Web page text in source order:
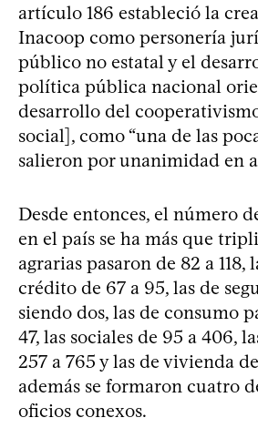
artículo 186 estableció la
Inacoop como personería
público no estatal y el
política pública nacional
desarrollo del
social], como “una de las
salieron por unanimidad en
Desde entonces, el número
en el país se ha más que
agrarias pasaron de 82 a 118,
crédito de 67 a 95, las de
siendo dos, las de consumo
47, las sociales de 95 a 406,
257 a 765 y las de vivienda de
además se formaron cuatro
oficios conexos.